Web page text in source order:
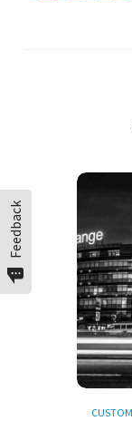
Feedback